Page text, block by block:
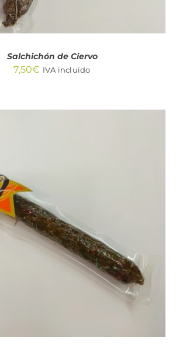
Salchichón de Ciervo
7,50€ IVA incluido
AÑADIR AL CARRITO